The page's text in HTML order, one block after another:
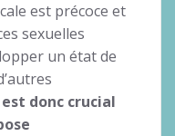
est précoce et
sexuelles
un état de
donc crucial